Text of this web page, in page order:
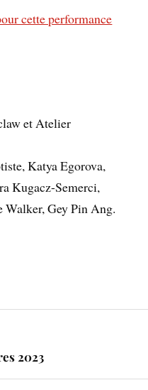
cette performance
et Atelier
Katya Egorova,
Kugacz-Semerci,
Gey Pin Ang.
2023